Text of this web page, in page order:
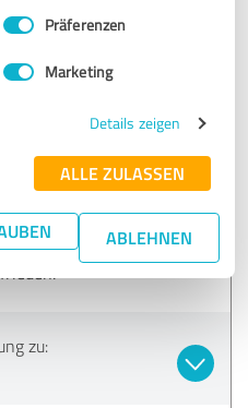
Präferenzen
Marketing
Details zeigen
ALLE ZULASSEN
ABLEHNEN
diese wundervolle
mein Bestes
Empfehlung
Busch meine Geldanlage
zu: